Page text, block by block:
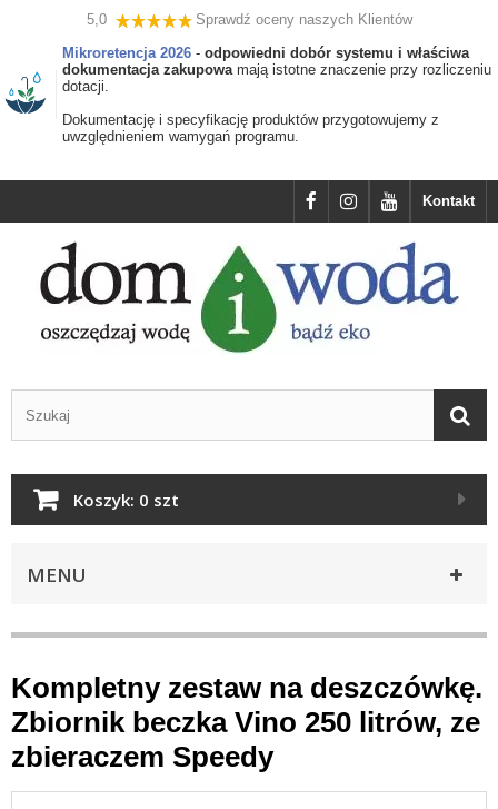
5,0
Sprawdź oceny naszych Klientów
Mikroretencja 2026 - odpowiedni dobór systemu i właściwa
dokumentacja zakupowamają istotne znaczenie przy rozliczeniu
dotacji.
Dokumentację i specyfikację produktów przygotowujemy z
uwzględnieniem wamygań programu.
Kontakt
Koszyk: 0 szt
MENU
Kompletny zestaw na deszczówkę.
Zbiornik beczka Vino 250 litrów, ze
zbieraczem Speedy